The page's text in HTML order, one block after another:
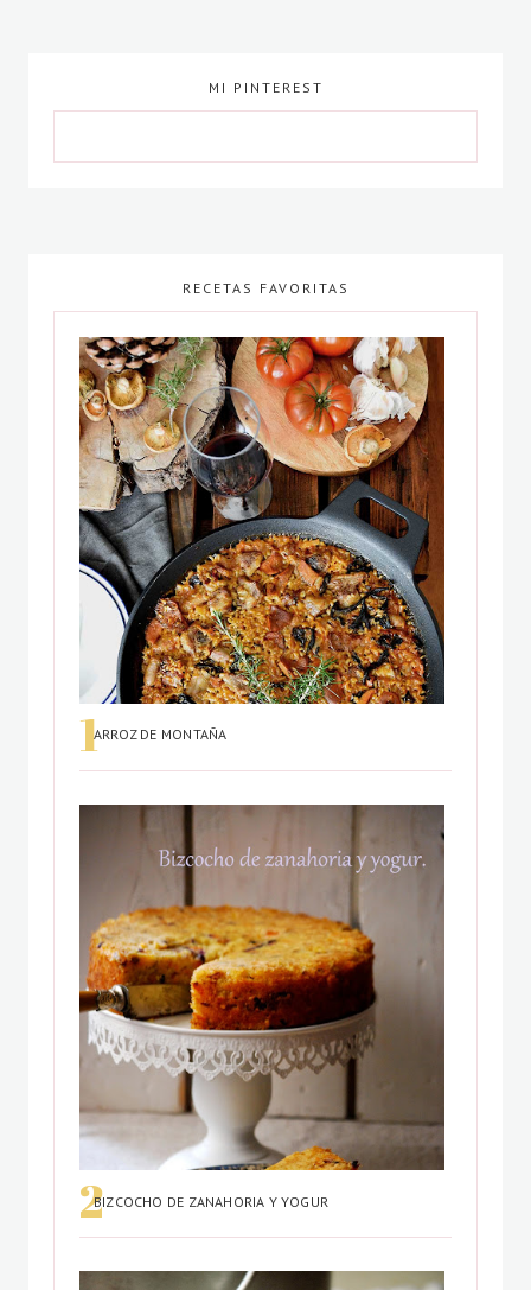
MI PINTEREST
RECETAS FAVORITAS
ARROZ DE MONTAÑA
BIZCOCHO DE ZANAHORIA Y YOGUR